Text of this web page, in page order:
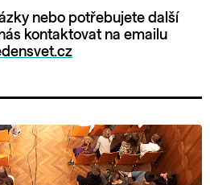
nebo potřebujete další
kontaktovat na emailu